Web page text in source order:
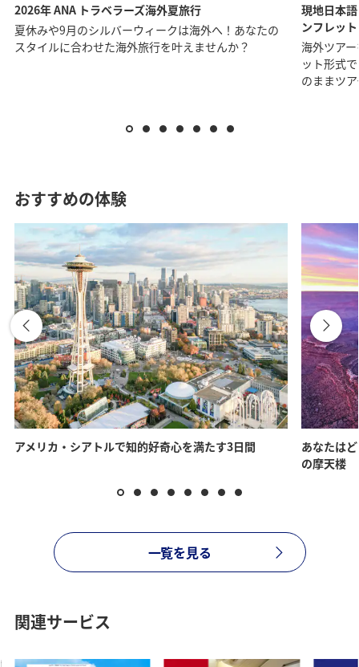
プロモーションコードについて
・表示金額と空席状況は最新ではない場合があります。[検
料金、その他の各種税金、料金などが含まれます。発券時
・複数空港がある都市においては、複数空港の中でのおト
クな運賃が表示される場合があります。
検索する
2026年 ANA トラベラーズ海外夏旅行
夏休みや9月のシルバーウィークは海外へ！あなたの
スタイルに合わせた海外旅行を叶えませんか？
現地日本
ンフレット
海外ツア
ット形式
のままツ
おすすめの体験
アメリカ・シアトルで知的好奇心を満たす3日間
あなたは
の摩天楼
一覧を見る
関連サービス